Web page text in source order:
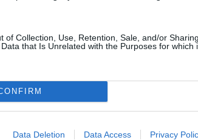
of Collection, Use, Retention, Sale, and/or Sharing
that Is Unrelated with the Purposes for which
Data Deletion Data Access Privacy